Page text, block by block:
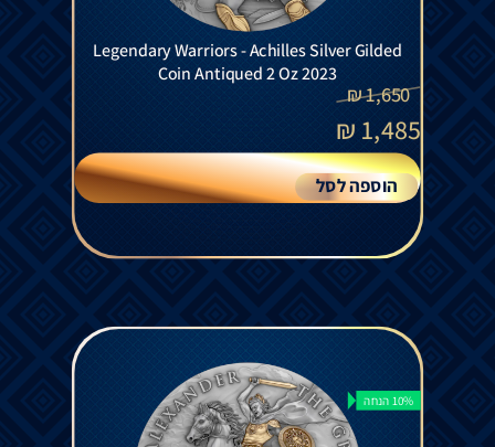
Legendary Warriors - Achilles Silver Gilded
Coin Antiqued 2 Oz 2023
1,650
₪
1,485
₪
הוספה לסל
10% הנחה